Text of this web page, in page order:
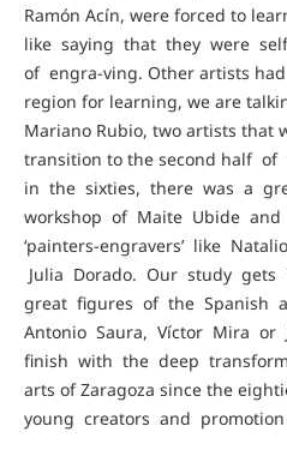
Ramón Acín, were forced to
like saying that they were
of engra-ving. Other artists
region for learning, we are
Mariano Rubio, two artists that
transition to the second half
in the sixties, there was a
workshop of Maite Ubide
‘painters-engravers’ like
Julia Dorado. Our study
great figures of the Spanish
Antonio Saura, Víctor Mira or
finish with the deep
arts of Zaragoza since the
young creators and